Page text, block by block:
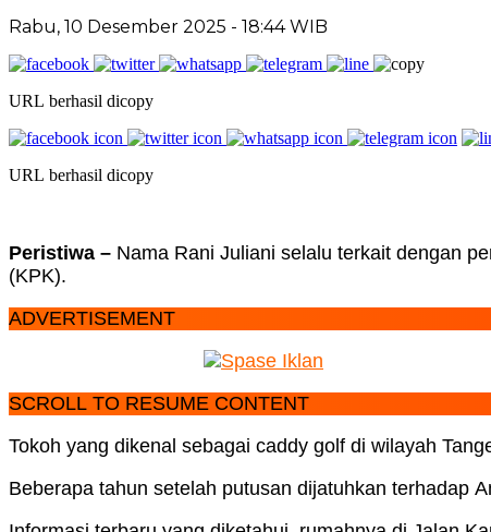
Rabu, 10 Desember 2025 - 18:44 WIB
URL berhasil dicopy
URL berhasil dicopy
Peristiwa – Nama Rani Juliani selalu terkait dengan
(KPK).
ADVERTISEMENT
SCROLL TO RESUME CONTENT
Tokoh yang dikenal sebagai caddy golf di wilayah
Beberapa tahun setelah putusan dijatuhkan terhadap